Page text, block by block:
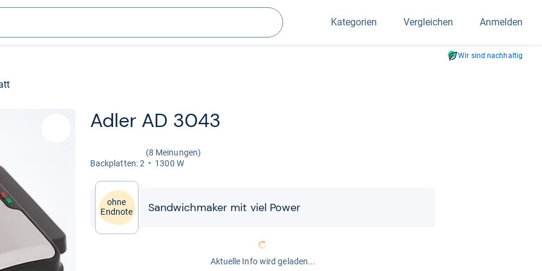
Suchen
Kategorien Vergleichen Anmelden
Wir sind nachhaltig
Adler AD 3043
(8 Meinungen)
Back­plat­ten: 2
1300 W
ohne
Endnote
Sand­wich­ma­ker mit viel Power
Aktuelle Info wird geladen...